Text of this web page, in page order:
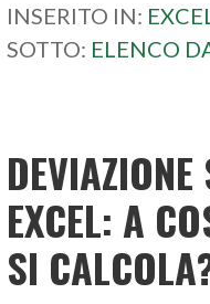
INSERITO IN:
SOTTO: ELENCO
EXCEL: A
SI